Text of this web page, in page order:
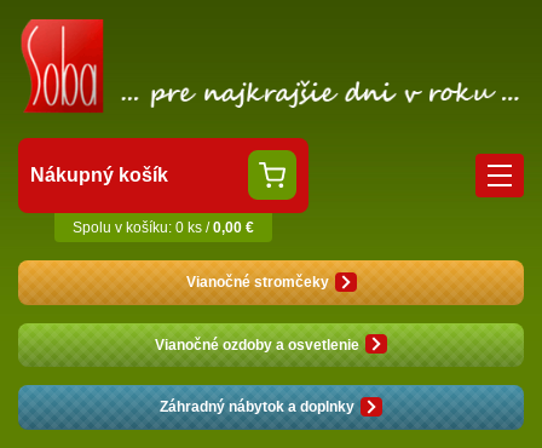
Nákupný košík
Spolu v košíku: 0 ks /0,00 €
Vianočné stromčeky
Vianočné ozdoby a osvetlenie
Záhradný nábytok a doplnky